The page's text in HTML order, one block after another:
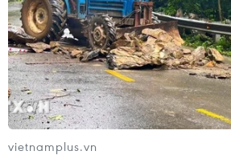
vietnamplus.vn